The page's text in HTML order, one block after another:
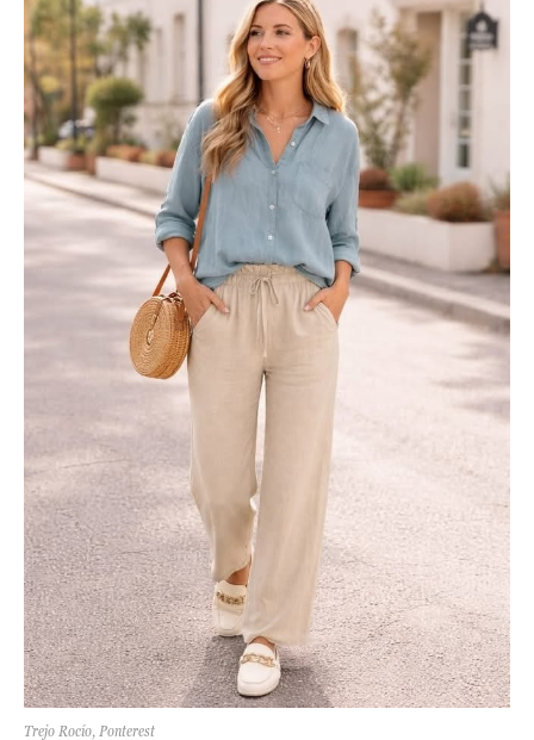
Trejo Rocío, Ponterest